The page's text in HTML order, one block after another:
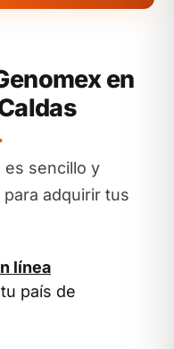
en
es sencillo y
adquirir tus
línea
país de